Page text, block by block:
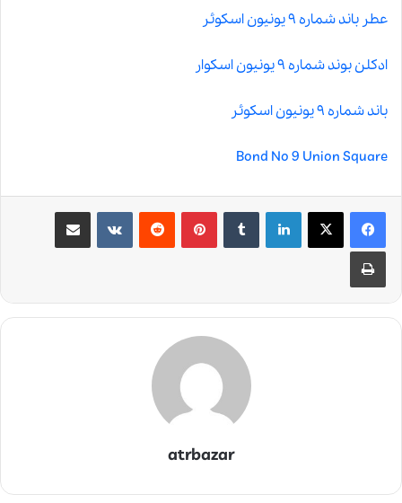
عطر باند شماره ۹ یونیون اسکوئر
ادکلن بوند شماره ۹ یونیون اسکوار
باند شماره ۹ یونیون اسکوئر
Bond No 9 Union Square
لینکدین ‫پین‌ترست ‫رددیت
چاپ
atrbazar